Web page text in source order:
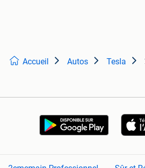
Accueil Autos Tesla